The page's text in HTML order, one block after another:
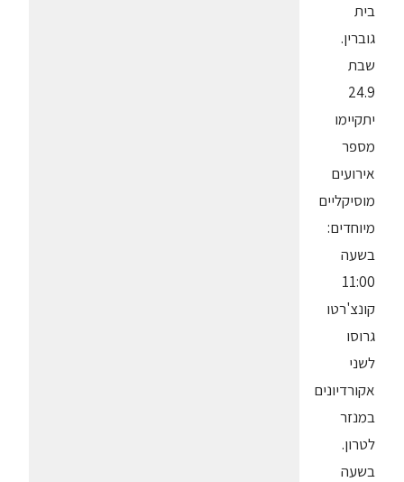
בית
גוברין.
שבת
24.9
יתקיימו
מספר
אירועים
מוסיקליים
מיוחדים:
בשעה
11:00
קונצ'רטו
גרוסו
לשני
אקורדיונים
במנזר
לטרון.
בשעה